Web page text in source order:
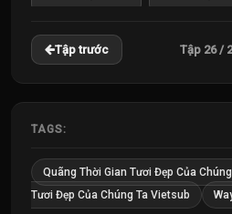
22
Tập
Tập
25
26
Tập trước Tập 26 /
TAGS:
Quãng Thời Gian Tươi Đẹp Của
Tươi Đẹp Của Chúng Ta Vietsub